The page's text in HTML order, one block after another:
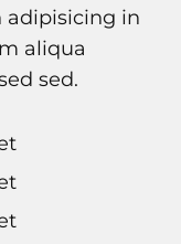
adipisicing in
aliqua
sed.